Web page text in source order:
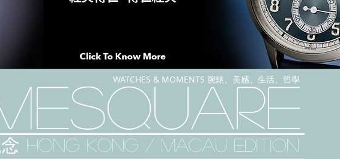
WATCHES & MOMENTS 腕錶、美感、生活、哲學
HONG KONG / macau EDITION